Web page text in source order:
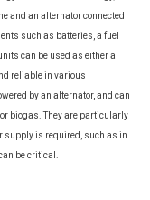
and an alternator connected
such as batteries, a fuel
can be used as either a
reliable in various
by an alternator, and can
biogas. They are particularly
supply is required, such as in
be critical.